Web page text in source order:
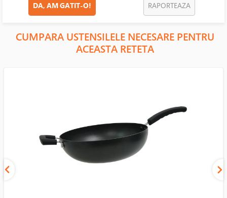
DA, AM GATIT-O! RAPORTEAZA
CUMPARA USTENSILELE NECESARE PENTRU
ACEASTA RETETA